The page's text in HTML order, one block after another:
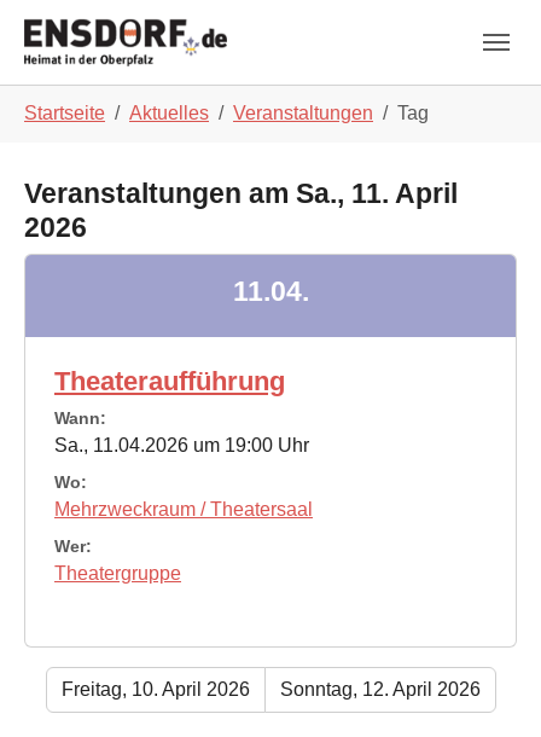
Startseite Aktuelles Veranstaltungen Tag
Veranstaltungen am Sa., 11. April
2026
11.04.
Theateraufführung
Wann:
Sa., 11.04.2026 um 19:00 Uhr
Wo:
Mehrzweckraum / Theatersaal
Wer:
Theatergruppe
Freitag, 10. April 2026 Sonntag, 12. April 2026